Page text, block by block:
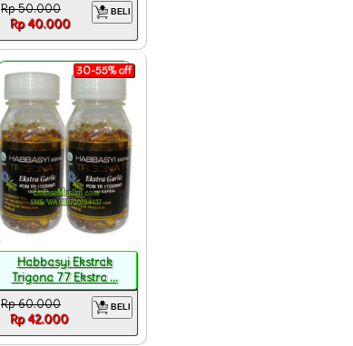
Rp 50.000
Rp 40.000
BELI
30-55% off
Habbasyi Ekstrak
Trigona 77 Ekstra ...
Rp 60.000
Rp 42.000
BELI